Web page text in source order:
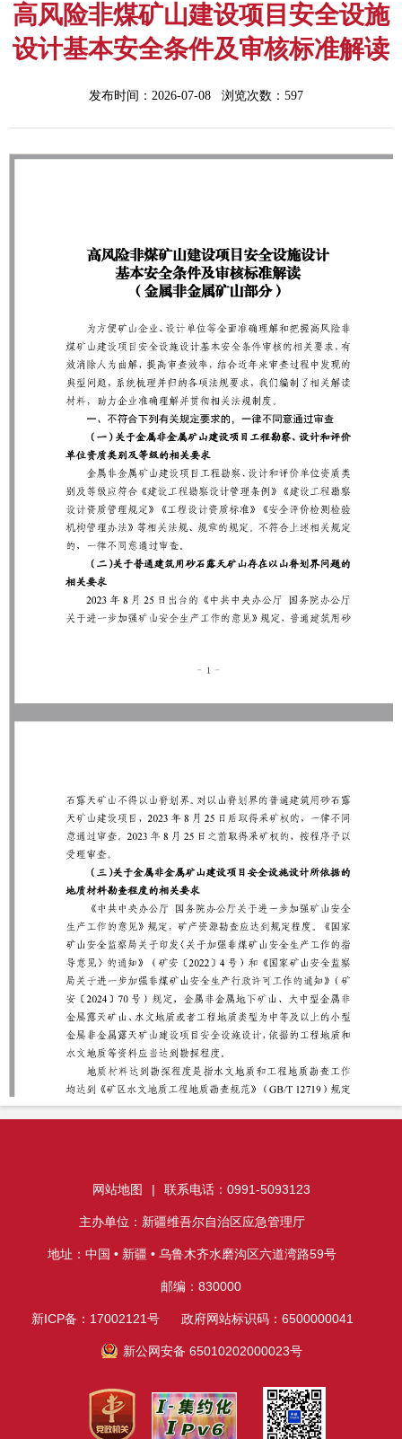
高风险非煤矿山建设项目安全设施
设计基本安全条件及审核标准解读
发布时间：2026-07-08 浏览次数： 597
网站地图 | 联系电话：0991-5093123
主办单位：新疆维吾尔自治区应急管理厅
地址：中国 • 新疆 • 乌鲁木齐水磨沟区六道湾路59号
邮编：830000
新ICP备：17002121号 政府网站标识码：6500000041
新公网安备 65010202000023号